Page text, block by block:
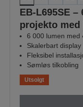
EB-L695SE –
projekto
6 000 lumen med
Skalerbart
Fleksibel
Sømløs tilkobling
Utsolgt